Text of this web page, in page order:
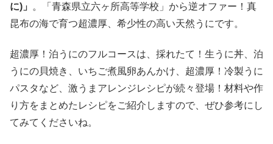
に)」
。「青森県立六ヶ所高等学校」から逆オファー！真
昆布の海で育つ超濃厚、希少性の高い天然うにです。
超濃厚！泊うにのフルコースは、採れたて！生うに丼、泊
うにの貝焼き、いちご煮風卵あんかけ、超濃厚！冷製うに
パスタなど、激うまアレンジレシピが続々登場！材料や作
り方をまとめたレシピをご紹介しますので、ぜひ参考にし
てみてくださいね。